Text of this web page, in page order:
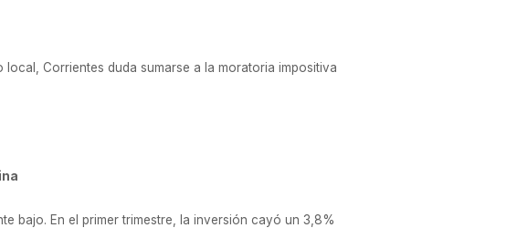
Corrientes duda sumarse a la moratoria impositiva
bajo. En el primer trimestre, la inversión cayó un 3,8%